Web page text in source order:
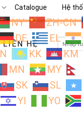
Catalogue Hệ
NY ZH-CN
DE EL
KK KM
MN MY
SK SL
YI YO
LIÊN HỆ
Search
for: